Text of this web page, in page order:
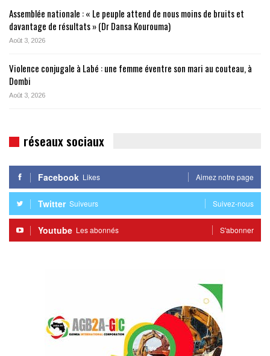
Assemblée nationale : « Le peuple attend de nous moins de bruits et
davantage de résultats » (Dr Dansa Kourouma)
Août 3, 2026
Violence conjugale à Labé : une femme éventre son mari au couteau, à
Dombi
Août 3, 2026
réseaux sociaux
Facebook Likes Aimez notre page
Twitter Suiveurs Suivez-nous
Youtube Les abonnés S'abonner